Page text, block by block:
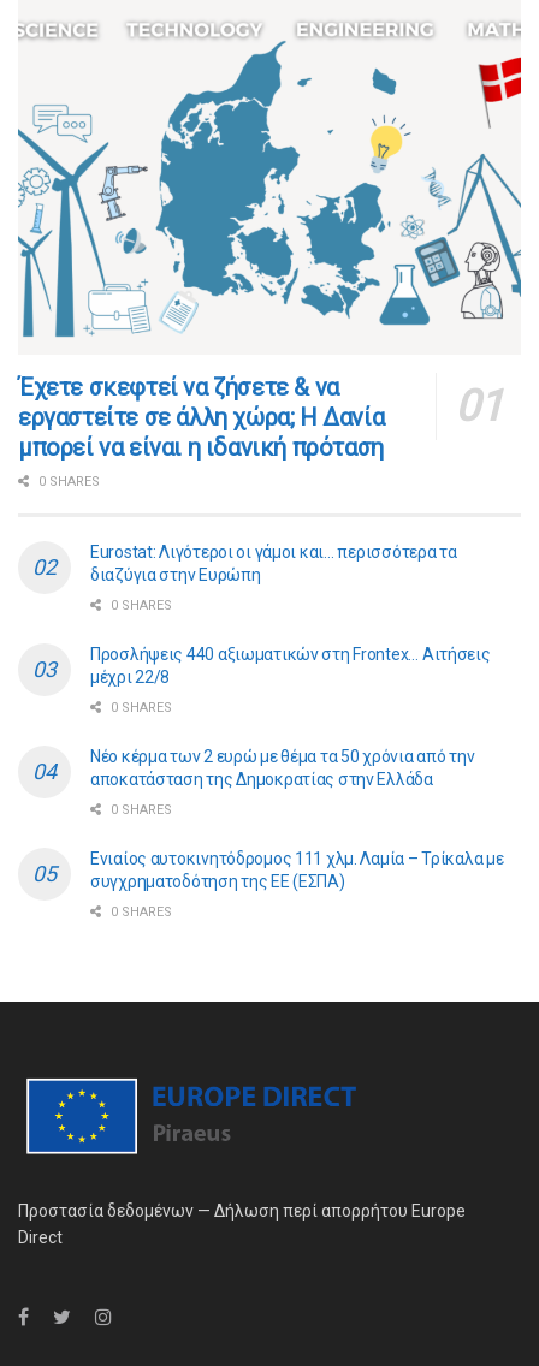
​​Έχετε σκεφτεί να ζήσετε & να
εργαστείτε σε άλλη χώρα; Η Δανία
μπορεί να είναι η ιδανική πρόταση
0 SHARES
Eurostat: Λιγότεροι οι γάμοι και… περισσότερα τα
διαζύγια στην Ευρώπη
0 SHARES
Προσλήψεις 440 αξιωματικών στη Frontex… Αιτήσεις
μέχρι 22/8
0 SHARES
Νέο κέρμα των 2 ευρώ με θέμα τα 50 χρόνια από την
αποκατάσταση της Δημοκρατίας στην Ελλάδα
0 SHARES
Ενιαίος αυτοκινητόδρομος 111 χλμ. Λαμία – Τρίκαλα με
συγχρηματοδότηση της ΕE (ΕΣΠΑ)
0 SHARES
Προστασία δεδομένων — Δήλωση περί απορρήτου Europe
Direct